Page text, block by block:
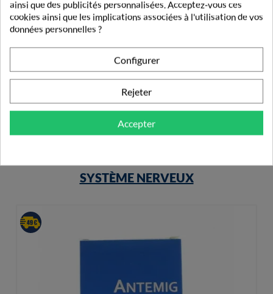
PiLeJe Multibiane Enfant Vitamines Et Minéraux 20...
16,99 €
SYSTÈME NERVEUX
ainsi que des publicités personnalisées. Acceptez-vous ces
cookies ainsi que les implications associées à l'utilisation de vos
données personnelles ?
Configurer
Rejeter
Accepter